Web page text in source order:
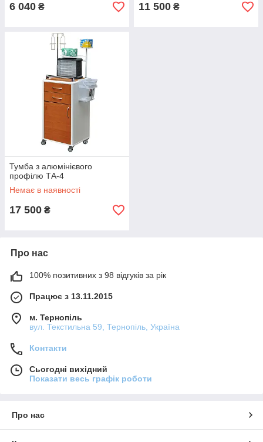
6 040 ₴ 11 500 ₴
Тумба з алюмінієвого
профілю ТА-4
Немає в наявності
17 500 ₴
Про нас
100% позитивних з 98 відгуків за рік
Працює з 13.11.2015
м. Тернопіль
вул. Текстильна 59, Тернопіль, Україна
Контакти
Сьогодні вихідний
Показати весь графік роботи
Про нас